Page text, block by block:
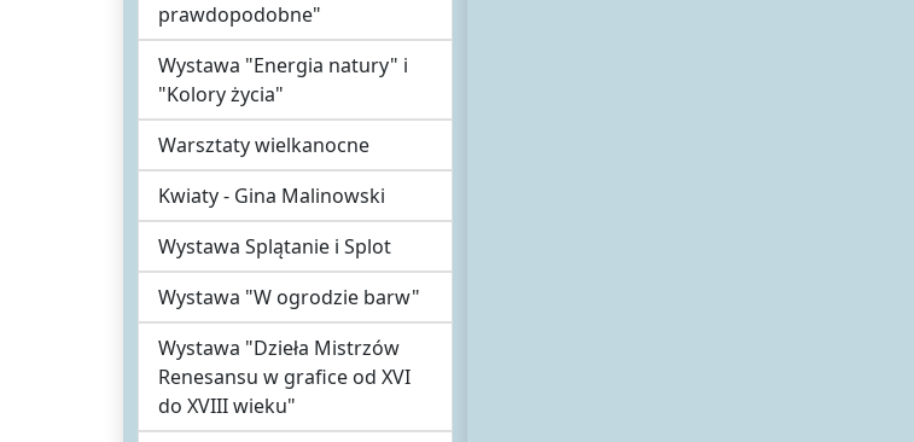
prawdopodobne"
Wystawa "Energia natury" i
"Kolory życia"
Warsztaty wielkanocne
Kwiaty - Gina Malinowski
Wystawa Splątanie i Splot
Wystawa "W ogrodzie barw"
Wystawa "Dzieła Mistrzów
Renesansu w grafice od XVI
do XVIII wieku"